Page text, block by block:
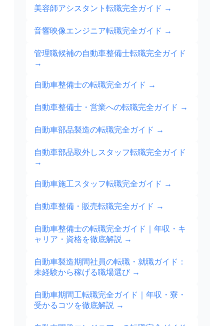
美容師アシスタント転職完全ガイド →
音響映像エンジニア転職完全ガイド →
管理職候補の自動車整備士転職完全ガイド
→
自動車整備士の転職完全ガイド →
自動車整備士・営業への転職完全ガイド →
自動車部品製造の転職完全ガイド →
自動車部品取外しスタッフ転職完全ガイド
→
自動車施工スタッフ転職完全ガイド →
自動車整備・販売転職完全ガイド →
自動車整備士の転職完全ガイド｜年収・キ
ャリア・資格を徹底解説 →
自動車製造期間社員の転職・就職ガイド：
未経験から稼げる職場選び →
自動車期間工転職完全ガイド｜年収・寮・
受かるコツを徹底解説 →